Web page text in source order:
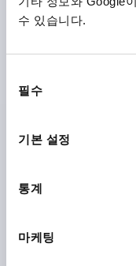
수 있습니다.
필수
기본 설정
통계
마케팅
WIDTH=8
₩117,750
plus sales tax